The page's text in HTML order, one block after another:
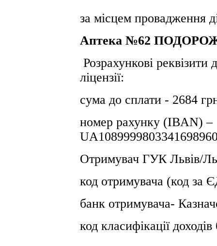
за місцем провадження
Аптека №62
Розрахункові
ліцензії:
сума до сплати - 2684
номер рахунку (IBAN) –
Отримувач ГУК Львiв/
код отримувача (код
банк отримувача-
код класифікації